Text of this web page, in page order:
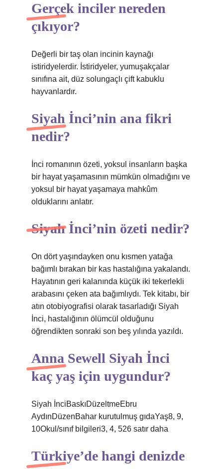
Gerçek inciler nereden
çıkıyor?
Değerli bir taş olan incinin kaynağı
istiridyelerdir. İstiridyeler, yumuşakçalar
sınıfına ait, düz solungaçlı çift kabuklu
hayvanlardır.
Siyah İnci’nin ana fikri
nedir?
İnci romanının özeti, yoksul insanların başka
bir hayat yaşamasının mümkün olmadığını ve
yoksul bir hayat yaşamaya mahkûm
olduklarını anlatır.
Siyah İnci’nin özeti nedir?
On dört yaşındayken onu kısmen yatağa
bağımlı bırakan bir kas hastalığına yakalandı.
Hayatının geri kalanında küçük iki tekerlekli
arabasını çeken ata bağımlıydı. Tek kitabı, bir
atın otobiyografisi olarak tasarladığı Siyah
İnci, hastalığının ölümcül olduğunu
öğrendikten sonraki son beş yılında yazıldı.
Anna Sewell Siyah İnci
kaç yaş için uygundur?
Siyah İnciBaskıDüzeltmeEbru
AydınDüzenBahar kurutulmuş gıdaYaş8, 9,
10Okul/sınıf bilgileri3, 4, 526 satır daha
Türkiye’de hangi denizde